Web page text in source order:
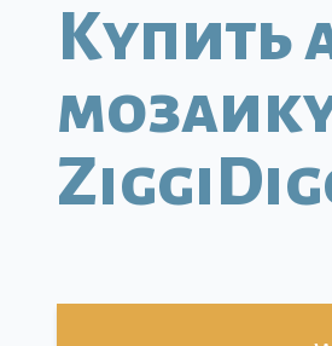
Купить